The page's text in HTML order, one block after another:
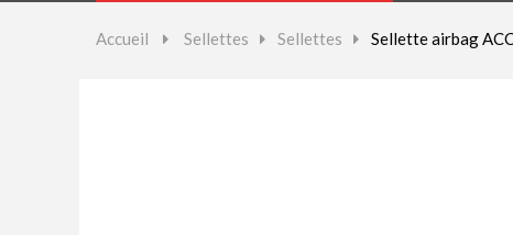
Parapentes
Accueil > Sellettes > Sellettes > Sellette airbag